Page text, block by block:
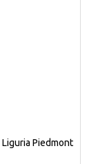
Liguria Piedmont